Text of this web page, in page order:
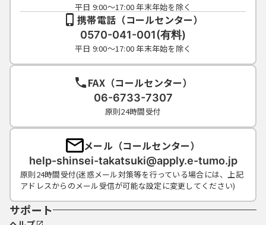
平日 9:00～17:00 年末年始を除く
携帯電話（コールセンター）
0570-041-001(有料)
平日 9:00～17:00 年末年始を除く
FAX（コールセンター）
06-6733-7307
原則24時間受付
メール（コールセンター）
help-shinsei-takatsuki@apply.e-tumo.jp
原則24時間受付(迷惑メール対策等を行っている場合には、上記
アドレスからのメール受信が可能な設定に変更してください)
サポート